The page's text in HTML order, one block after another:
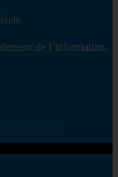
de l’information.